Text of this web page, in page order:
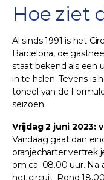
Hoe ziet
Al sinds 1991 is het
Barcelona, de
staat bekend als een
in te halen. Tevens is
toneel van de
seizoen.
Vrijdag 2 juni 2023:
Vandaag gaat dan
oranjecharter vertrek
om ca. 08.00 uur. Na
het circuit. Rond